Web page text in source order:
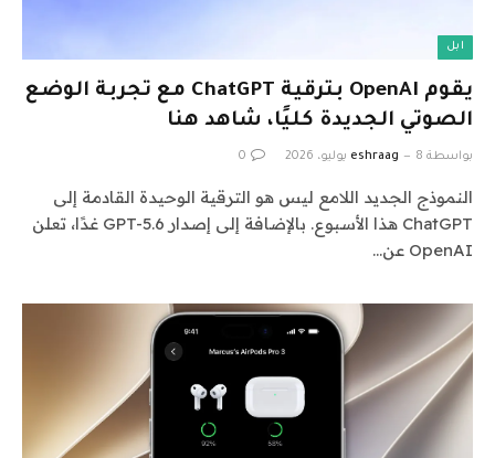
ابل
يقوم OpenAI بترقية ChatGPT مع تجربة الوضع
الصوتي الجديدة كليًا، شاهد هنا
بواسطة eshraag 8 يوليو، 2026 0
النموذج الجديد اللامع ليس هو الترقية الوحيدة القادمة إلى
ChatGPT هذا الأسبوع. بالإضافة إلى إصدار GPT-5.6 غدًا، تعلن
OpenAI عن…